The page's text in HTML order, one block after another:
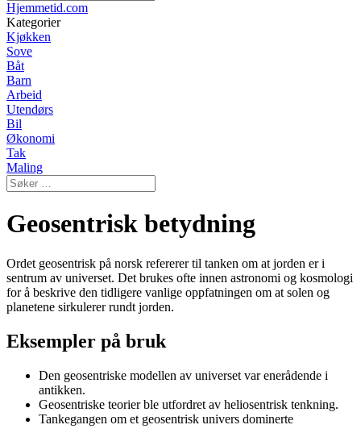
Hjemmetid.com
Kategorier
Kjøkken
Sove
Båt
Barn
Arbeid
Utendørs
Bil
Økonomi
Tak
Maling
Geosentrisk betydning
Ordet geosentrisk på norsk refererer til tanken om at jorden er i
sentrum av universet. Det brukes ofte innen astronomi og kosmologi
for å beskrive den tidligere vanlige oppfatningen om at solen og
planetene sirkulerer rundt jorden.
Eksempler på bruk
Den geosentriske modellen av universet var enerådende i
antikken.
Geosentriske teorier ble utfordret av heliosentrisk tenkning.
Tankegangen om et geosentrisk univers dominerte